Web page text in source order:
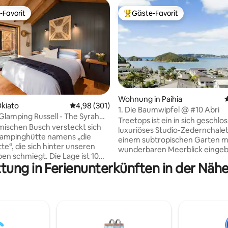
5 von 5, 135 Bewertungen
Favorit.
Favorit
Durchschnittliche Bewertung: 4,98 von 5,
4,98 (301)
Russell - The Syrah
Busch versteckt sich
namens „die
die sich hinter unseren
Die Lage ist 10
der Gemeinde Russell in der
Du hast einen
Luxus eines Super-
Beliebter Gäste-Favorit.
Gäste-Favorit
Wohnung in Paihia
1. Die Baumwipfel @ #10 Abri
Treetops ist ein in sich
luxuriöses Studio-
einem subtropischen Garten
wunderbaren Meerblick
ausgestattet mit einem
Terrasse sowie Klimaanlage
in Ferienunterkünften in der